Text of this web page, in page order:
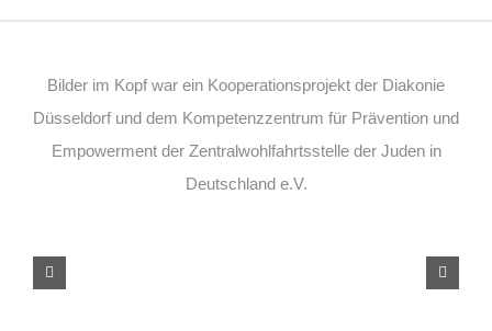
Bilder im Kopf war ein Kooperationsprojekt der Diakonie
Düsseldorf und dem Kompetenzzentrum für Prävention und
Empowerment der Zentralwohlfahrtsstelle der Juden in
Deutschland e.V.